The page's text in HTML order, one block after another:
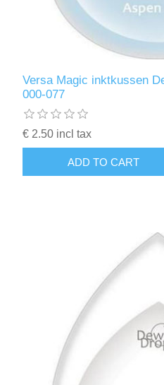
Versa Magic inktkussen
000-077
€ 2.50 incl tax
ADD TO CART